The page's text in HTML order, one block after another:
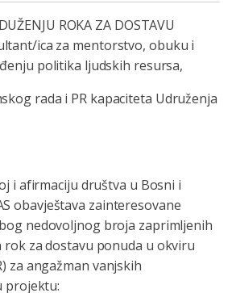
ROKA ZA DOSTAVU
ica za mentorstvo, obuku i
politika ljudskih resursa,
rada i PR kapaciteta Udruženja
i afirmaciju društva u Bosni i
obavještava zainteresovane
nedovoljnog broja zaprimljenih
rok za dostavu ponuda u okviru
za angažman vanjskih
projektu: